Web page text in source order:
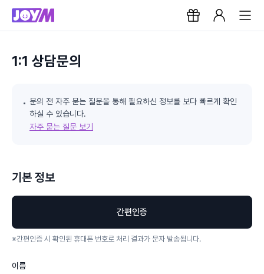
1:1 상담문의
문의 전 자주 묻는 질문을 통해 필요하신 정보를 보다 빠르게 확인
하실 수 있습니다.
자주 묻는 질문 보기
기본 정보
간편인증
※간편인증 시 확인된 휴대폰 번호로 처리 결과가 문자 발송됩니다.
이름